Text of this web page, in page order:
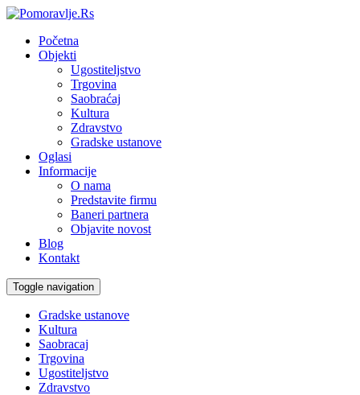
Početna
Objekti
Ugostiteljstvo
Trgovina
Saobraćaj
Kultura
Zdravstvo
Gradske ustanove
Oglasi
Informacije
O nama
Predstavite firmu
Baneri partnera
Objavite novost
Blog
Kontakt
Toggle navigation
Gradske ustanove
Kultura
Saobracaj
Trgovina
Ugostiteljstvo
Zdravstvo